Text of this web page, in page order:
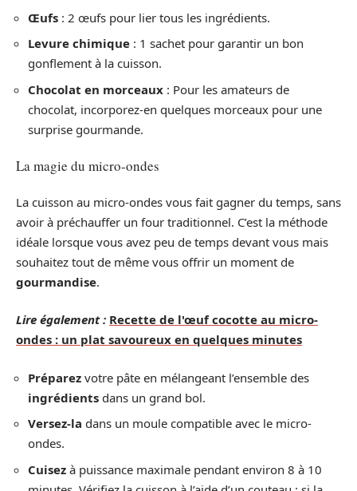
Œufs : 2 œufs pour lier tous les ingrédients.
Levure chimique : 1 sachet pour garantir un bon
gonflement à la cuisson.
Chocolat en morceaux : Pour les amateurs de
chocolat, incorporez-en quelques morceaux pour une
surprise gourmande.
La magie du micro-ondes
La cuisson au micro-ondes vous fait gagner du temps, sans
avoir à préchauffer un four traditionnel. C’est la méthode
idéale lorsque vous avez peu de temps devant vous mais
souhaitez tout de même vous offrir un moment de
gourmandise.
Lire également : Recette de l'œuf cocotte au micro-
ondes : un plat savoureux en quelques minutes
Préparez votre pâte en mélangeant l’ensemble des
ingrédients dans un grand bol.
Versez-la dans un moule compatible avec le micro-
ondes.
Cuisez à puissance maximale pendant environ 8 à 10